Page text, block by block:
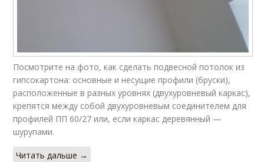
Посмотрите на фото, как сделать подвесной потолок из
гипсокартона: основные и несущие профили (бруски),
расположенные в разных уровнях (двухуровневый каркас),
крепятся между собой двухуровневым соединителем для
профилей ПП 60/27 или, если каркас деревянный —
шурупами.
Читать дальше →